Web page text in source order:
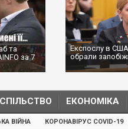
та
за 7
Експослу в
обрали
ЕКОНОМІКА
ВІЙНА КОРОНАВІРУС COVID-19